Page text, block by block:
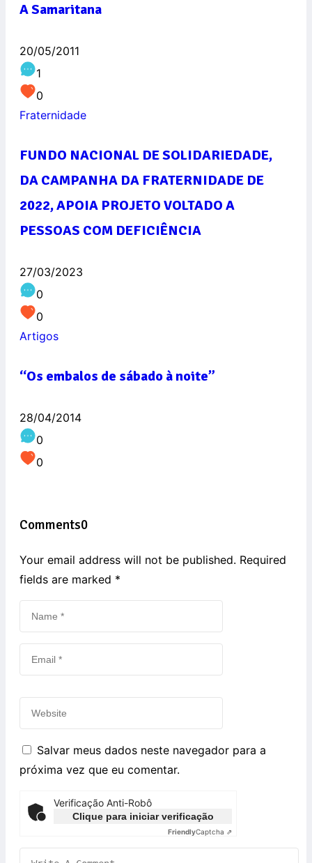
A Samaritana
20/05/2011
1
0
Fraternidade
FUNDO NACIONAL DE SOLIDARIEDADE,
DA CAMPANHA DA FRATERNIDADE DE
2022, APOIA PROJETO VOLTADO A
PESSOAS COM DEFICIÊNCIA
27/03/2023
0
0
Artigos
“Os embalos de sábado à noite”
28/04/2014
0
0
Comments0
Your email address will not be published. Required
fields are marked *
Salvar meus dados neste navegador para a
próxima vez que eu comentar.
Verificação Anti-Robô
Clique para iniciar verificação
FriendlyCaptcha ⇗